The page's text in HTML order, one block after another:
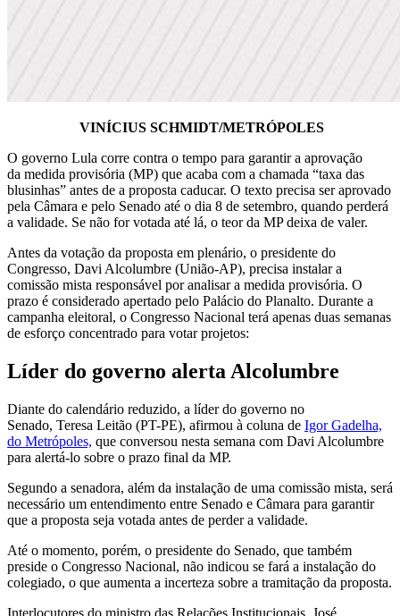
VINÍCIUS SCHMIDT/METRÓPOLES
O governo Lula corre contra o tempo para garantir a aprovação
da medida provisória (MP) que acaba com a chamada “taxa das
blusinhas” antes de a proposta caducar. O texto precisa ser aprovado
pela Câmara e pelo Senado até o dia 8 de setembro, quando perderá
a validade. Se não for votada até lá, o teor da MP deixa de valer.
Antes da votação da proposta em plenário, o presidente do
Congresso, Davi Alcolumbre (União-AP), precisa instalar a
comissão mista responsável por analisar a medida provisória. O
prazo é considerado apertado pelo Palácio do Planalto. Durante a
campanha eleitoral, o Congresso Nacional terá apenas duas semanas
de esforço concentrado para votar projetos:
Líder do governo alerta Alcolumbre
Diante do calendário reduzido, a líder do governo no
Senado, Teresa Leitão (PT-PE), afirmou à coluna de Igor Gadelha,
do Metrópoles, que conversou nesta semana com Davi Alcolumbre
para alertá-lo sobre o prazo final da MP.
Segundo a senadora, além da instalação de uma comissão mista, será
necessário um entendimento entre Senado e Câmara para garantir
que a proposta seja votada antes de perder a validade.
Até o momento, porém, o presidente do Senado, que também
preside o Congresso Nacional, não indicou se fará a instalação do
colegiado, o que aumenta a incerteza sobre a tramitação da proposta.
Interlocutores do ministro das Relações Institucionais, José